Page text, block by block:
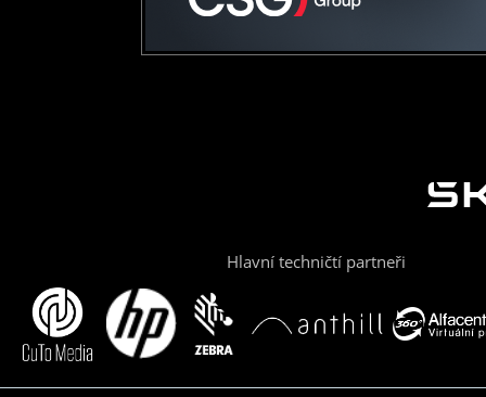
Hlavní techničtí partneři